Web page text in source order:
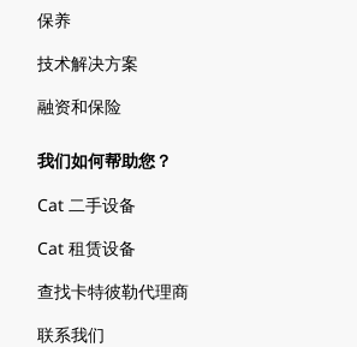
保养
技术解决方案
融资和保险
我们如何帮助您？
Cat 二手设备
Cat 租赁设备
查找卡特彼勒代理商
联系我们